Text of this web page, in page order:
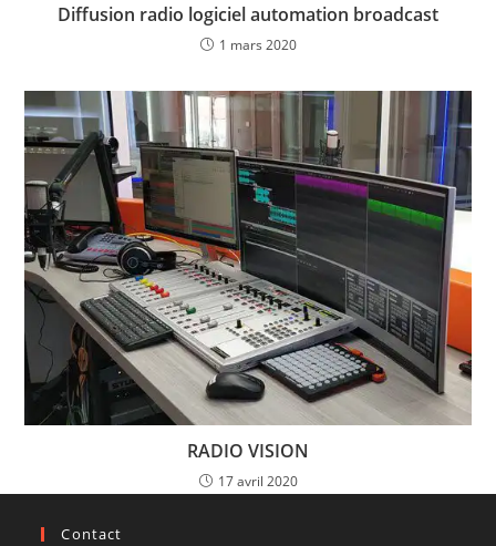
Diffusion radio logiciel automation broadcast
1 mars 2020
RADIO VISION
17 avril 2020
Contact